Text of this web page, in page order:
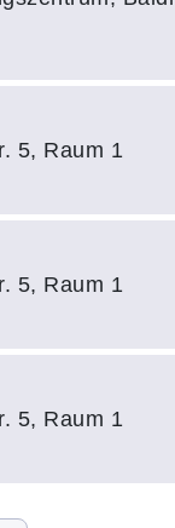
5, Raum 1
5, Raum 1
5, Raum 1